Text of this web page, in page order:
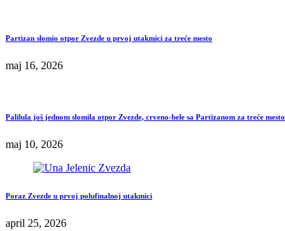
Partizan slomio otpor Zvezde u prvoj utakmici za treće mesto
maj 16, 2026
Palilula još jednom slomila otpor Zvezde, crveno-bele sa Partizanom za treće mesto
maj 10, 2026
Poraz Zvezde u prvoj polufinalnoj utakmici
april 25, 2026